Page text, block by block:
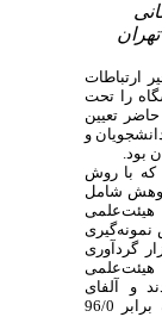
ارتباطات
را تحت
تعیین
و
بود.
که با روش
شامل
نمونه‌گیری
ابزار گردآوری
و آلفای
کرونباخ محاسبه‌شده برای پایایی پرسشنامه برابر 96/0